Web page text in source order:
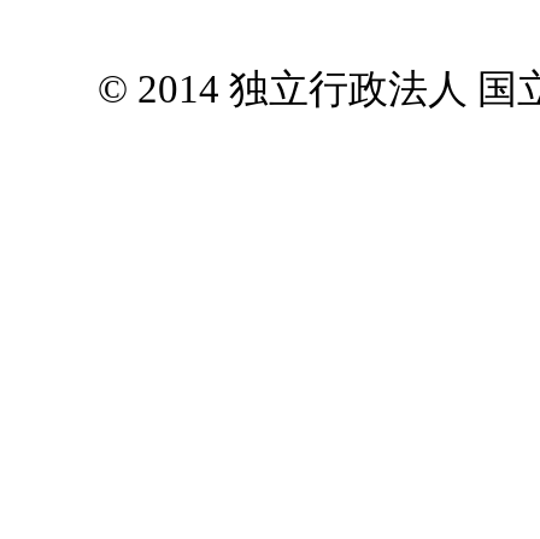
© 2014 独立行政法人 国